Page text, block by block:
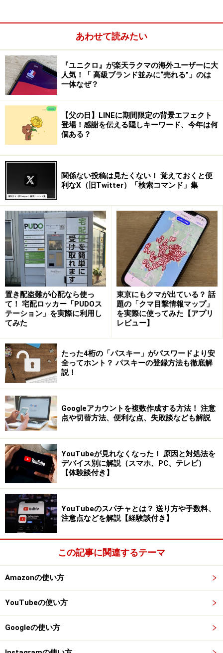
YouTubeの再生回数を買うことはできるのか
YouTubeは再生回数が減ることもあるのはなぜか
YouTube再生回数カウントのタイミングは
YouTubeは自分で再生したら再生回数にカ
ウントされるか
つまり、「自分で何回も動画を再生すれば再生回数は増
えるのか」という疑問が浮かびます。
動画配信者からすればこれが最も再生回数を増やすため
の簡単な方法に思えます。インチキのように感じます
が、この方法は実質的に不可能となっています。
YouTube運営はこのような自作自演による再生回数増加
を防ぐための対策を講じています。同一のIPアドレス
（インターネット上に接続された機器が持つナンバー）
からの連続した動画再生は、１回の再生と見なされま
す。IPアドレスで判断されるため、シークレットウィン
ドウにしてもログアウトして再生しても、同じ接続回線
を使用している以上は意味がありません。
ただし、ある一定の時間をおいて再生したものは再生回
数にカウントされます。（どれくらいの時間をおけばカ
ウントされるかをYouTubeは公表していない。）つま
り、複数のデバイスを使って自分の動画をリピート再生
するといった方法は無効であり、収益増加を目的とした
大幅な再生回数の増加はできないということです。
YouTubeはどのくらいの再生時間で再生回
数にカウントされるか
テレビのザッピングのように短い間だけ再生した動画も
再生回数にカウントされるのかという疑問があります。
YouTube では視聴回数が正当で正確なものであることを
あわせて読みたい
『ユニクロ』が楽天ラクマの海外ユーザーに大
人気！「 高級ブランド並みに“売れる”」のは
一体なぜ？
【父の日】LINEに期間限定の背景エフェクト
登場！感謝を伝える隠しキーワード、今年は何
個ある？
関係ない投稿は見たくない！ 覚えておくと便
利なX（旧Twitter）「検索コマンド」集
置き配盗難が心配なら使っ
て！ 宅配ロッカー「PUDOス
テーション」を実際に利用し
てみた
東京にもクマが出ている？ 話
題の「クマ目撃情報マップ」
を実際に使ってみた【アプリ
レビュー】
たった4桁の「パスキー」がパスワードより安
全ってホント？ パスキーの登録方法も徹底解
説！
Googleアカウントを複数作成する方法！ 注意
点や切替方法、便利な点、失敗談なども解説
YouTubeが見れなくなった！ 原因と対処法を
デバイス別に解説（スマホ、PC、テレビ）
【体験談付き】
YouTubeのスパチャとは？ 送り方や手数料、
注意点などを解説【経験談付き】
この記事に関連するテーマ
Amazonの使い方
YouTubeの使い方
Googleの使い方